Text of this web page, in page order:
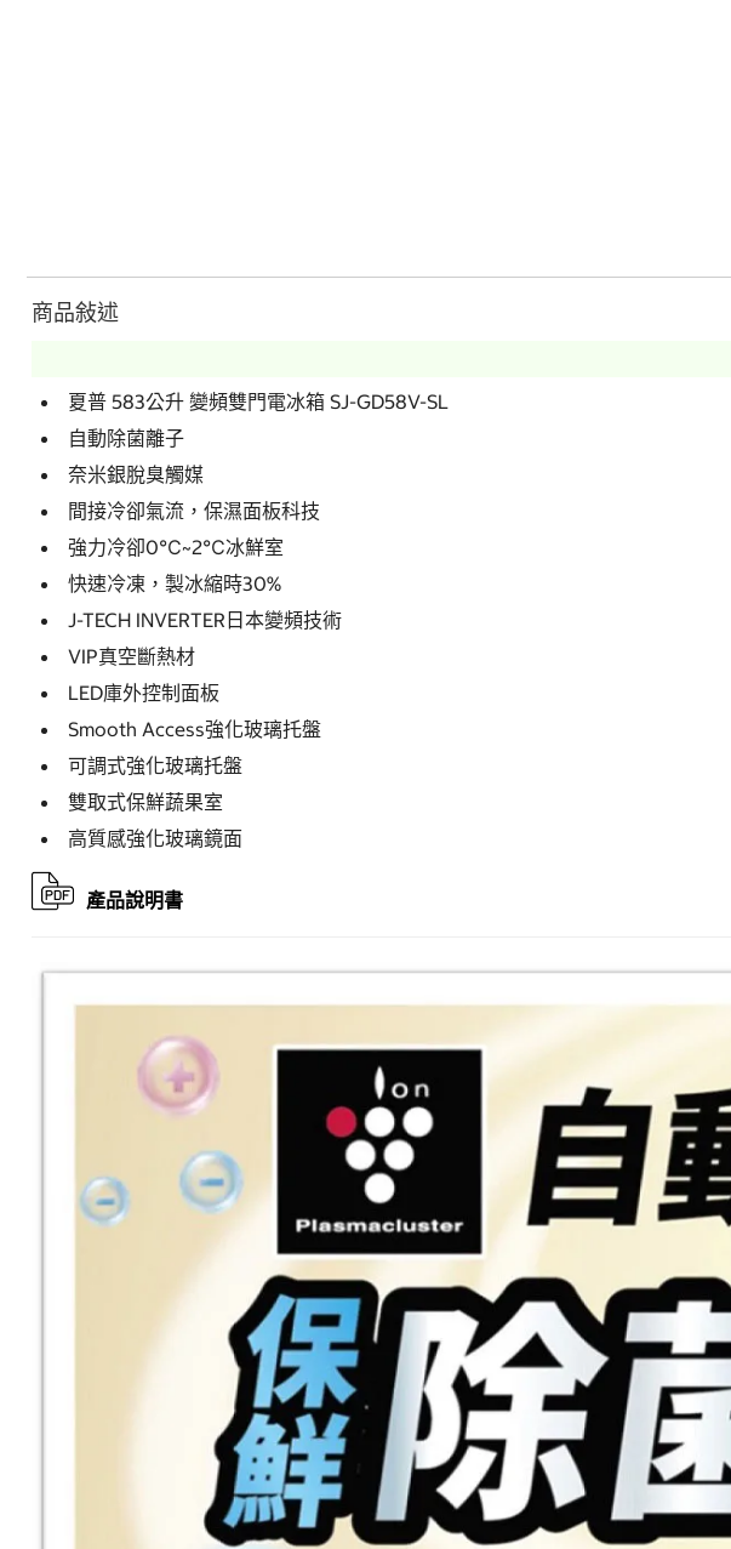
商品敍述
夏普 583公升 變頻雙門電冰箱 SJ-GD58V-SL
自動除菌離子
奈米銀脫臭觸媒
間接冷卻氣流，保濕面板科技
強力冷卻0℃~2℃冰鮮室
快速冷凍，製冰縮時30%
J-TECH INVERTER日本變頻技術
VIP真空斷熱材
LED庫外控制面板
Smooth Access強化玻璃托盤
可調式強化玻璃托盤
雙取式保鮮蔬果室
高質感強化玻璃鏡面
產品說明書